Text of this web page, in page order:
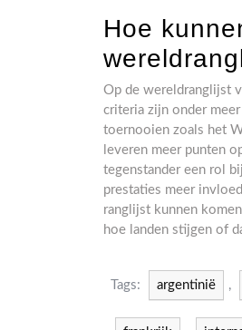
Hoe
Op de wereldranglijst
criteria zijn onder
toernooien zoals het
leveren meer punten
tegenstander een rol
prestaties meer
ranglijst kunnen
hoe landen stijgen of
Tags: argentinië ,